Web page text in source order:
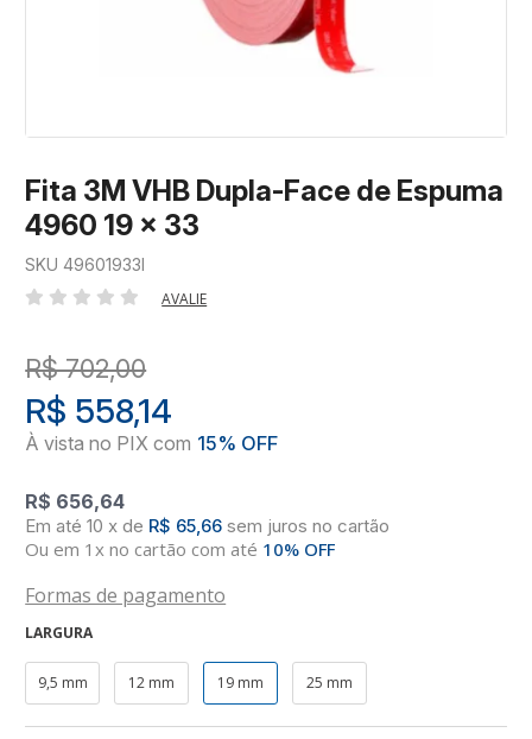
Fita 3M VHB Dupla-Face de Espuma
4960 19 x 33
SKU 49601933I
AVALIE
R$ 702,00
R$ 656,64
R$ 558,14
10 x de R$ 65,66 sem juros no cartão
Ou em 1x no cartão com até 10% OFF
Formas de pagamento
LARGURA
9,5 mm 12 mm 19 mm 25 mm